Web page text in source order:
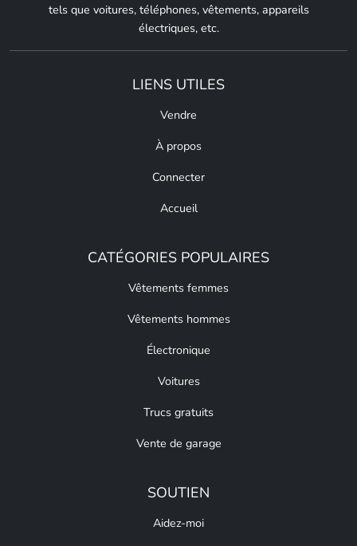
tels que voitures, téléphones, vêtements, appareils
électriques, etc.
LIENS UTILES
Vendre
À propos
Connecter
Accueil
CATÉGORIES POPULAIRES
Vêtements femmes
Vêtements hommes
Électronique
Voitures
Trucs gratuits
Vente de garage
SOUTIEN
Aidez-moi